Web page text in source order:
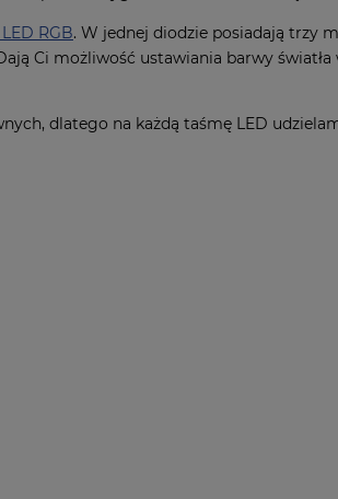
RGB. W jednej diodzie posiadają trzy
Ci możliwość ustawiania barwy światła
dlatego na każdą taśmę LED